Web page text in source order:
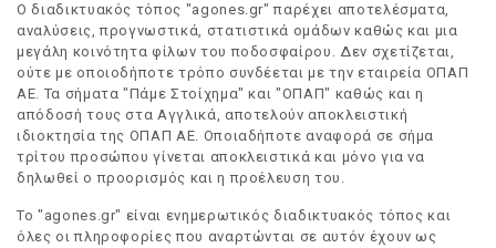
Ο διαδικτυακός τόπος "agones.gr" παρέχει αποτελέσματα,
αναλύσεις, προγνωστικά, στατιστικά ομάδων καθώς και μια
μεγάλη κοινότητα φίλων του ποδοσφαίρου. Δεν σχετίζεται,
ούτε με οποιοδήποτε τρόπο συνδέεται με την εταιρεία ΟΠΑΠ
ΑΕ. Τα σήματα "Πάμε Στοίχημα" και "ΟΠΑΠ" καθώς και η
απόδοσή τους στα Αγγλικά, αποτελούν αποκλειστική
ιδιοκτησία της ΟΠΑΠ ΑΕ. Οποιαδήποτε αναφορά σε σήμα
τρίτου προσώπου γίνεται αποκλειστικά και μόνο για να
δηλωθεί ο προορισμός και η προέλευση του.
Το "agones.gr" είναι ενημερωτικός διαδικτυακός τόπος και
όλες οι πληροφορίες που αναρτώνται σε αυτόν έχουν ως